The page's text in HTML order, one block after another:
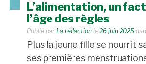
L’alimentation, un
l’âge des règles
Publié par La rédaction le 26 juin 2025
Plus la jeune fille se nourrit
ses premières